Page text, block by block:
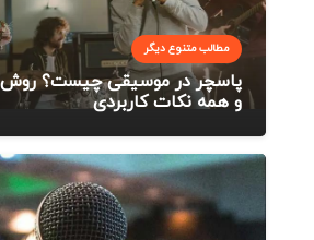
مطالب متنوع دیگر
پاسچر در موسیقی چیست؟
و همه نکات کاربردی